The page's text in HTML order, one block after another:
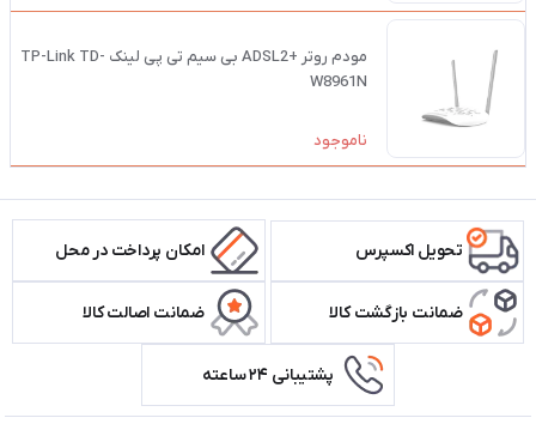
مودم روتر +ADSL2 بی سیم تی پی لینک TP-Link TD-
W8961N
ناموجود
تحویل اکسپرس امکان پرداخت در محل
ضمانت بازگشت کالا ضمانت اصالت کالا
پشتیبانی ۲۴ ساعته